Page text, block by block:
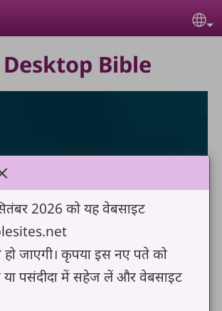
Bible
2026 को यह वेबसाइट
हो जाएगी। कृपया इस नए पते को
पसंदीदा में सहेज लें और वेबसाइट